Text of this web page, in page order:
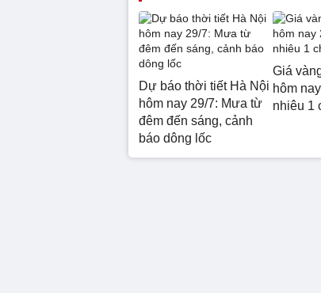
Dự báo thời tiết Hà Nội
hôm nay 29/7: Mưa từ
đêm đến sáng, cảnh
báo dông lốc
Giá
hôm
nhiêu 1